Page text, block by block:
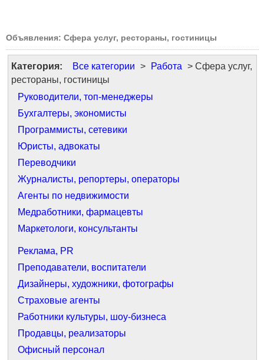
Объявления: Сфера услуг, рестораны, гостиницы
Категория: Все категории > Работа > Сфера услуг,
рестораны, гостиницы
Руководители, топ-менеджеры
Бухгалтеры, экономисты
Программисты, сетевики
Юристы, адвокаты
Переводчики
Журналисты, репортеры, операторы
Агенты по недвижимости
Медработники, фармацевты
Маркетологи, консультанты
Реклама, PR
Преподаватели, воспитатели
Дизайнеры, художники, фотографы
Страховые агенты
Работники культуры, шоу-бизнеса
Продавцы, реализаторы
Офисный персонал